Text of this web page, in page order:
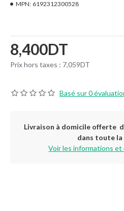
Basé sur 0
8,400DT
Prix hors taxes : 7,059DT
MPN: 6192312300528
Livraison à domicile offerte
dans toute la
Voir les informations et